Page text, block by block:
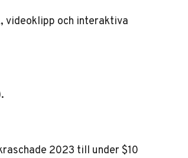
videoklipp och interaktiva
2023 till under $10